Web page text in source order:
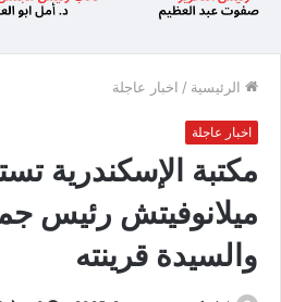
الرئيسية / اخبار عاجلة
اخبار عاجلة
مكتبة الإسكندرية
ميلانوفيتش رئيس
والسيدة قرينته